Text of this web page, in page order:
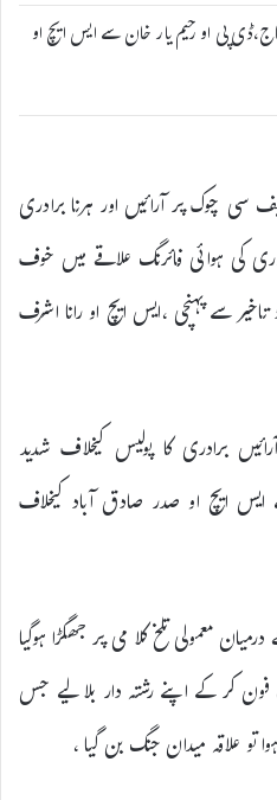
پی او رحیم یار خان سے ایس ایچ او
چوک پر آرائیں اور ہرنا برادری
کی ہوائی فائرنگ علاقے میں خوف
سے پہنچی ،ایس ایچ او رانا اشرف
برادری کا پولیس کیخلاف شدید
ایچ او صدر صادق آباد کیخلاف
معمولی تلخ کلا می پر جھگڑا ہوگیا
کر کے اپنے رشتہ دار بلا لیے جس
علاقہ میدان جنگ بن گیا ،